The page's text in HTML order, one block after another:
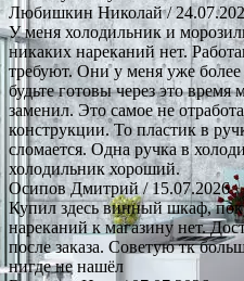
Любишкин Николай/
У меня холодильник и
никаких нареканий нет.
требуют. Они у меня уже более
будьте готовы через это
заменил. Это самое не
конструкции. То пластик в
сломается. Одна ручка в
холодильник хороший.
Осипов Дмитрий/ 15.07.2026
Купил здесь винный шкаф,
нареканий к магазину нет.
после заказа. Советую тк
нигде не нашёл